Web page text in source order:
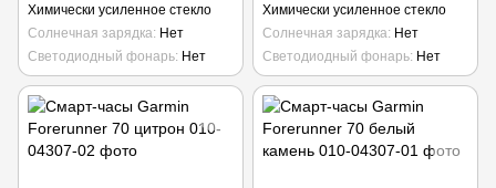
Химически усиленное стекло
Солнечная зарядка Нет
Светодиодный фонарь Нет
Химически усиленное стекло
Солнечная зарядка Нет
Светодиодный фонарь Нет